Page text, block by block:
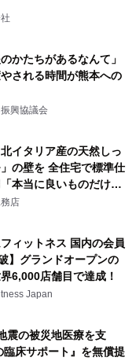
かたちがあるなんて」
される時間が熊本への
興協議会
イタリア産の天然しっ
の壁を 全住宅で標準仕
本当に良いものだけに
店
フィットネス 国内の会員
】グランドオープンの
6,000店舗目で達成！
Japan
震の被災地医療を支
床サポート』を無償提